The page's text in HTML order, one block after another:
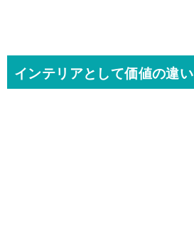
インテリアとして価値の違い